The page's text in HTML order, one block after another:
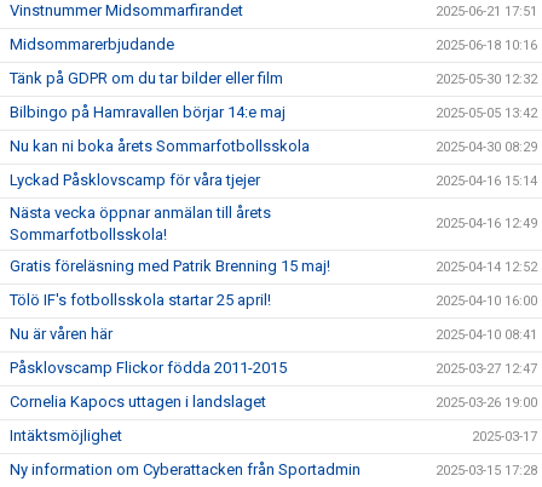
Vinstnummer Midsommarfirandet 2025-06-21 17:51
Midsommarerbjudande 2025-06-18 10:16
Tänk på GDPR om du tar bilder eller film 2025-05-30 12:32
Bilbingo på Hamravallen börjar 14:e maj 2025-05-05 13:42
Nu kan ni boka årets Sommarfotbollsskola 2025-04-30 08:29
Lyckad Påsklovscamp för våra tjejer 2025-04-16 15:14
Nästa vecka öppnar anmälan till årets
Sommarfotbollsskola!
2025-04-16 12:49
Gratis föreläsning med Patrik Brenning 15 maj! 2025-04-14 12:52
Tölö IF's fotbollsskola startar 25 april! 2025-04-10 16:00
Nu är våren här 2025-04-10 08:41
Påsklovscamp Flickor födda 2011-2015 2025-03-27 12:47
Cornelia Kapocs uttagen i landslaget 2025-03-26 19:00
Intäktsmöjlighet 2025-03-17
Ny information om Cyberattacken från Sportadmin 2025-03-15 17:28